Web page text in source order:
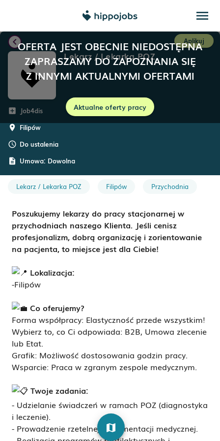
menu
OFERTA JEST OBECNIE NIEDOSTĘPNA
ZAPRASZAMY DO ZAPOZNANIA SIĘ
Z INNYMI AKTUALNYMI OFERTAMI
Aktualne oferty pracy
chevron_left Aplikuj
Lekarz / Lekarka POZ
add_box Job4dis
room Filipów
schedule Do ustalenia
description Umowa: Dowolna
Lekarz / Lekarka POZ Filipów Przychodnia
Poszukujemy lekarzy do pracy stacjonarnej w
przychodniach naszego Klienta. Jeśli cenisz
profesjonalizm, dobrą organizację i zorientowanie
na pacjenta, to miejsce jest dla Ciebie!
Lokalizacja:
-Filipów
Co oferujemy?
Forma współpracy: Elastyczność przede wszystkim!
Wybierz to, co Ci odpowiada: B2B, Umowa zlecenie
lub Etat.
Grafik: Możliwość dostosowania godzin pracy.
Wsparcie: Praca w zgranym zespole medycznym.
Twoje zadania:
- Udzielanie świadczeń w ramach POZ (diagnostyka
i leczenie).
- Prowadzenie rzetelnej dokumentacji medycznej.
map